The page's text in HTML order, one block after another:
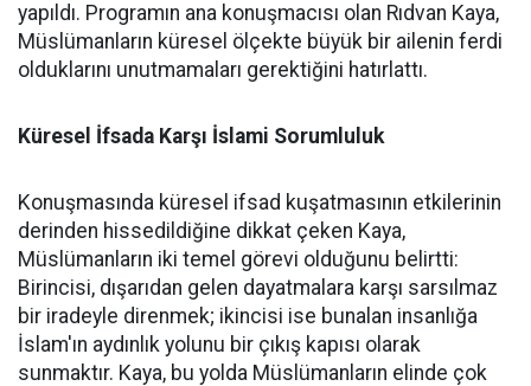
yapıldı. Programın ana konuşmacısı olan Rıdvan Kaya,
Müslümanların küresel ölçekte büyük bir ailenin ferdi
olduklarını unutmamaları gerektiğini hatırlattı.
Küresel İfsada Karşı İslami Sorumluluk
Konuşmasında küresel ifsad kuşatmasının etkilerinin
derinden hissedildiğine dikkat çeken Kaya,
Müslümanların iki temel görevi olduğunu belirtti:
Birincisi, dışarıdan gelen dayatmalara karşı sarsılmaz
bir iradeyle direnmek; ikincisi ise bunalan insanlığa
İslam'ın aydınlık yolunu bir çıkış kapısı olarak
sunmaktır. Kaya, bu yolda Müslümanların elinde çok